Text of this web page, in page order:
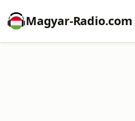
Magyar-Radio.com